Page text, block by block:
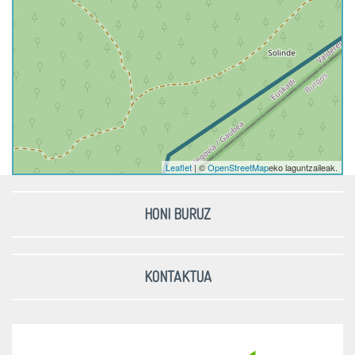
Leaflet| ©OpenStreetMapeko laguntzaileak.
HONI BURUZ
KONTAKTUA